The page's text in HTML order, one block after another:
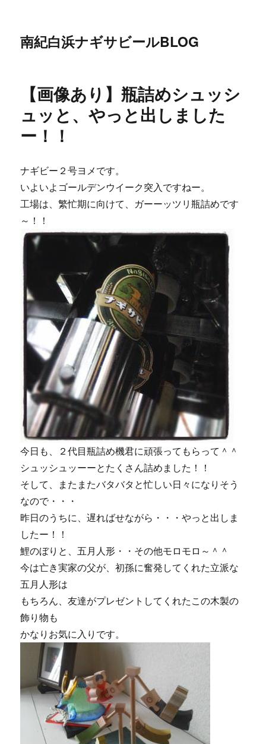
南紀白浜ナギサビールBLOG
【画像あり】瓶詰めシュッシ
ュッと、やっと出しました
ー！！
ナギビー２号ヨメです。
いよいよゴールデンウイーク突入ですねー。
工場は、繁忙期に向けて、ガーーッツリ瓶詰めです
～！！
今日も、２代目瓶詰め機君に頑張ってもらって＾＾
シュッシュッーーとたくさん詰めました！！
そして、またまたバタバタと忙しい日々になりそう
なので・・・
昨日のうちに、遅ればせながら・・・やっと出しま
したー！！
鯉のぼりと、五月人形・・その他モロモロ～＾＾
今は亡き実家の父が、初孫に奮発してくれた立派な
五月人形は
もちろん、友達がプレゼントしてくれたこの木製の
飾り物も
かなりお気に入りです。